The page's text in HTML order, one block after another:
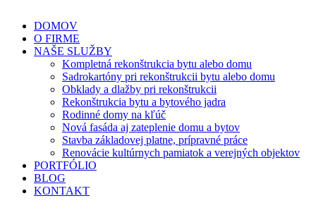
DOMOV
O FIRME
NAŠE SLUŽBY
Kompletná rekonštrukcia bytu alebo domu
Sadrokartóny pri rekonštrukcii bytu alebo domu
Obklady a dlažby pri rekonštrukcii
Rekonštrukcia bytu a bytového jadra
Rodinné domy na kľúč
Nová fasáda aj zateplenie domu a bytov
Stavba základovej platne, prípravné práce
Renovácie kultúrnych pamiatok a verejných objektov
PORTFÓLIO
BLOG
KONTAKT